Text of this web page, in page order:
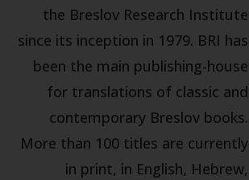
the Breslov Research Institute
since its inception in 1979. BRI has
been the main publishing-house
for translations of classic and
contemporary Breslov books.
More than 100 titles are currently
in print, in English, Hebrew,